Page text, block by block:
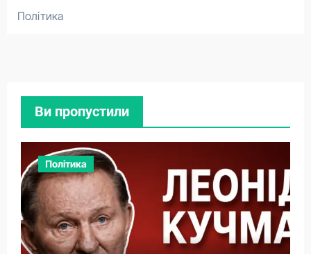
Політика
Ви пропустили
Політика